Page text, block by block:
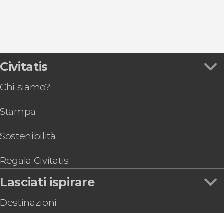
9,2


48.791 opinioni
Civitatis
Chi siamo?
Stampa
Sostenibilità
Regala Civitatis
Lasciati ispirare
Destinazioni